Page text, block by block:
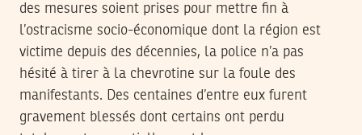
des mesures soient prises pour mettre fin à
l’ostracisme socio-économique dont la région est
victime depuis des décennies, la police n’a pas
hésité à tirer à la chevrotine sur la foule des
manifestants. Des centaines d’entre eux furent
gravement blessés dont certains ont perdu